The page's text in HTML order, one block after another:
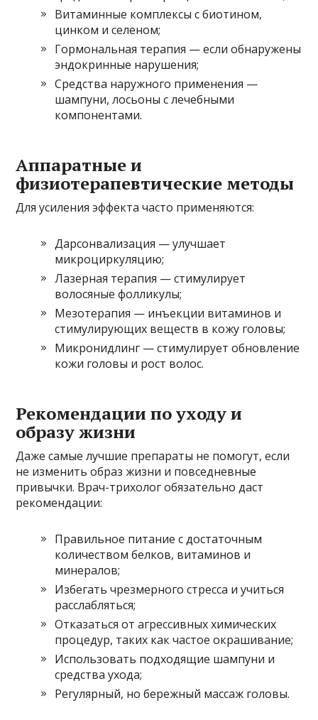
Витаминные комплексы с биотином,
цинком и селеном;
Гормональная терапия — если обнаружены
эндокринные нарушения;
Средства наружного применения —
шампуни, лосьоны с лечебными
компонентами.
Аппаратные и
физиотерапевтические методы
Для усиления эффекта часто применяются:
Дарсонвализация — улучшает
микроциркуляцию;
Лазерная терапия — стимулирует
волосяные фолликулы;
Мезотерапия — инъекции витаминов и
стимулирующих веществ в кожу головы;
Микронидлинг — стимулирует обновление
кожи головы и рост волос.
Рекомендации по уходу и
образу жизни
Даже самые лучшие препараты не помогут, если
не изменить образ жизни и повседневные
привычки. Врач-трихолог обязательно даст
рекомендации:
Правильное питание с достаточным
количеством белков, витаминов и
минералов;
Избегать чрезмерного стресса и учиться
расслабляться;
Отказаться от агрессивных химических
процедур, таких как частое окрашивание;
Использовать подходящие шампуни и
средства ухода;
Регулярный, но бережный массаж головы.